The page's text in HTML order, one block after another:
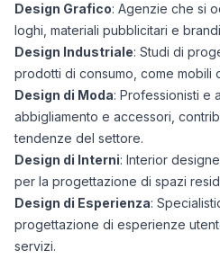
Design Grafico: Agenzie che si
loghi, materiali pubblicitari e
Design Industriale: Studi di
prodotti di consumo, come mobili
Design di Moda: Professionisti e
abbigliamento e accessori,
tendenze del settore.
Design di Interni: Interior
per la progettazione di spazi
Design di Esperienza:
progettazione di esperienze
servizi.